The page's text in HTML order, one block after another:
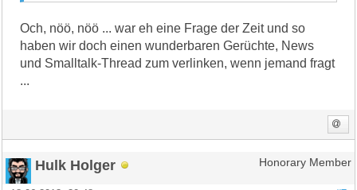
Och, nöö, nöö ... war eh eine Frage der Zeit und so
haben wir doch einen wunderbaren Gerüchte, News
und Smalltalk-Thread zum verlinken, wenn jemand fragt
...
Hulk Holger Honorary Member